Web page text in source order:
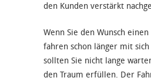
den Kunden verstärkt
Wenn Sie den Wunsch einen
fahren schon länger mit
sollten Sie nicht lange
den Traum erfüllen. Der